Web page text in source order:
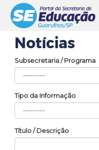
Notícias
Subsecretaria / Programa
Tipo da Informação
Título / Descrição